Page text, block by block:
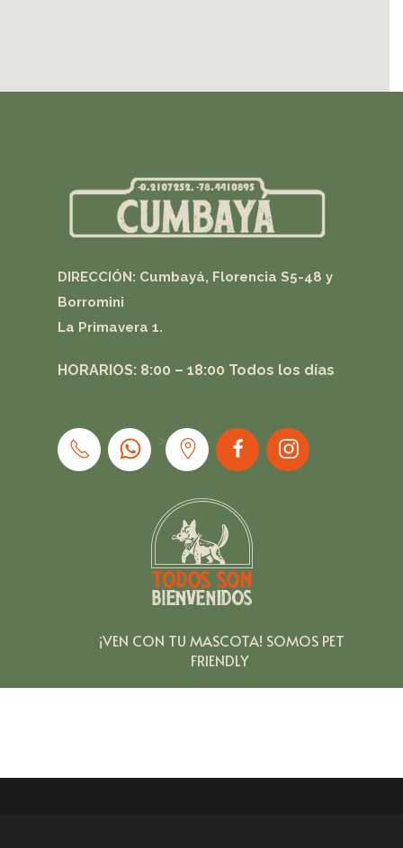
DIRECCIÓN: Cumbayá, Florencia S5-48 y
Borromini
La Primavera 1.
HORARIOS: 8:00 – 18:00 Todos los días
>
¡VEN CON TU MASCOTA! SOMOS PET
FRIENDLY